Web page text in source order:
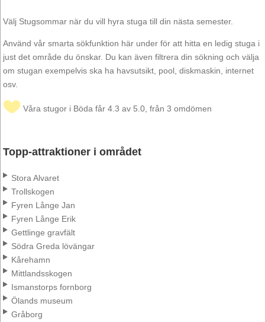
Välj Stugsommar när du vill hyra stuga till din nästa semester.
Använd vår smarta sökfunktion här under för att hitta en ledig stuga i
just det område du önskar. Du kan även filtrera din sökning och välja
om stugan exempelvis ska ha havsutsikt, pool, diskmaskin, internet
osv.
Våra stugor i Böda får 4.3 av 5.0, från 3 omdömen
Topp-attraktioner i området
Stora Alvaret
Trollskogen
Fyren Långe Jan
Fyren Långe Erik
Gettlinge gravfält
Södra Greda lövängar
Kårehamn
Mittlandsskogen
Ismanstorps fornborg
Ölands museum
Gråborg